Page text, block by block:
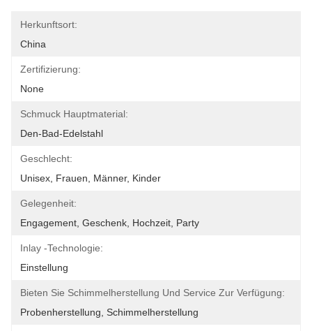
Herkunftsort:
China
Zertifizierung:
None
Schmuck Hauptmaterial:
Den-Bad-Edelstahl
Geschlecht:
Unisex, Frauen, Männer, Kinder
Gelegenheit:
Engagement, Geschenk, Hochzeit, Party
Inlay -Technologie:
Einstellung
Bieten Sie Schimmelherstellung Und Service Zur Verfügung:
Probenherstellung, Schimmelherstellung